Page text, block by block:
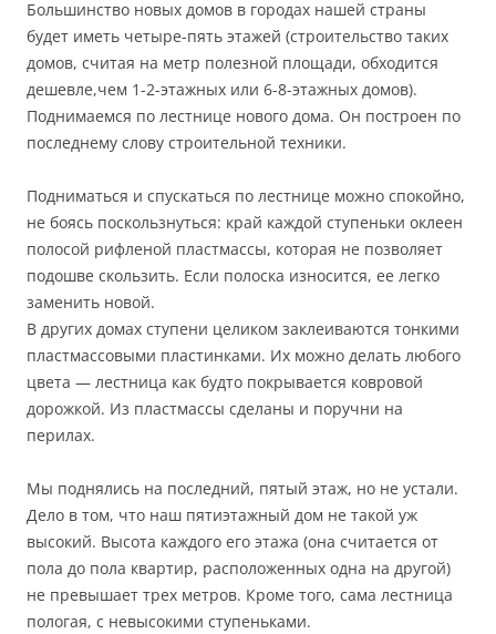
Большинство новых домов в городах нашей страны
будет иметь четыре-пять этажей (строительство таких
домов, считая на метр полезной площади, обходится
дешевле,чем 1-2-этажных или 6-8-этажных домов).
Поднимаемся по лестнице нового дома. Он построен по
последнему слову строительной техники.
Подниматься и спускаться по лестнице можно спокойно,
не боясь поскользнуться: край каждой ступеньки оклеен
полосой рифленой пластмассы, которая не позволяет
подошве скользить. Если полоска износится, ее легко
заменить новой.
В других домах ступени целиком заклеиваются тонкими
пластмассовыми пластинками. Их можно делать любого
цвета — лестница как будто покрывается ковровой
дорожкой. Из пластмассы сделаны и поручни на
перилах.
Мы поднялись на последний, пятый этаж, но не устали.
Дело в том, что наш пятиэтажный дом не такой уж
высокий. Высота каждого его этажа (она считается от
пола до пола квартир, расположенных одна на другой)
не превышает трех метров. Кроме того, сама лестница
пологая, с невысокими ступеньками.